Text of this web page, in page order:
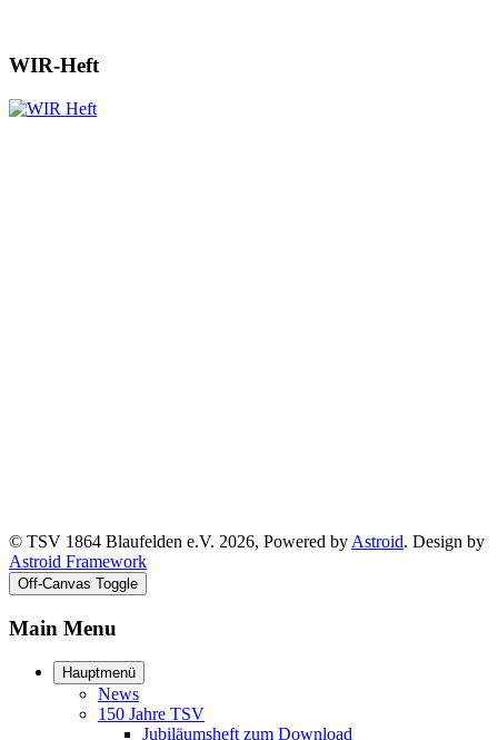
WIR-Heft
© TSV 1864 Blaufelden e.V. 2026, Powered by Astroid. Design by
Astroid Framework
Off-Canvas Toggle
Main Menu
Hauptmenü
News
150 Jahre TSV
Jubiläumsheft zum Download